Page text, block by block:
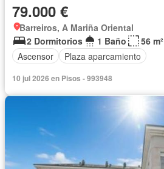
79.000 €
Barreiros, A Mariña Oriental
2 Dormitorios
1 Baño
56 m²
Ascensor
Plaza aparcamiento
10 jul 2026 en Pisos - 993948